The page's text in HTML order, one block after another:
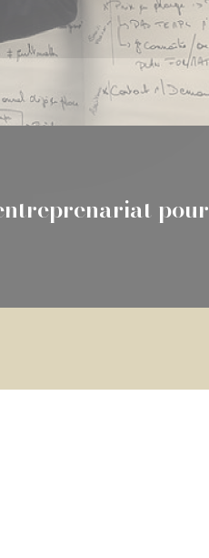
pour